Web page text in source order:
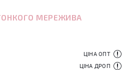
МЕРЕЖИВА
ЦІНА ОПТ
ЦІНА ДРОП